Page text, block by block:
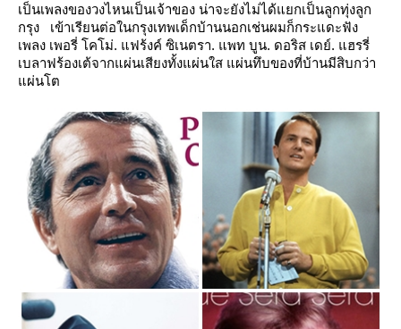
เป็นเพลงของวงไหนเป็นเจ้าของ น่าจะยังไม่ได้แยกเป็นลูกทุ่งลูก
กรุง
เข้าเรียนต่อในกรุงเทพเด็กบ้านนอกเช่นผมก็กระแดะฟัง
เพลง เพอรี่ โคโม่. แฟร้งค์ ซิเนตรา. แพท บูน. ดอริส เดย์. แฮรรี่
เบลาฟร้องเต้จากแผ่นเสียงทั้งแผ่นใส แผ่นทึบของที่บ้านมีสิบกว่า
ผ่นโต